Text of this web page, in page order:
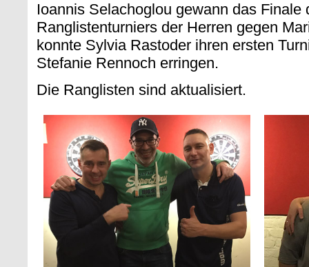
Ioannis Selachoglou gewann das Finale
Ranglistenturniers der Herren gegen
konnte Sylvia Rastoder ihren ersten
Stefanie Rennoch erringen.
Die Ranglisten sind aktualisiert.